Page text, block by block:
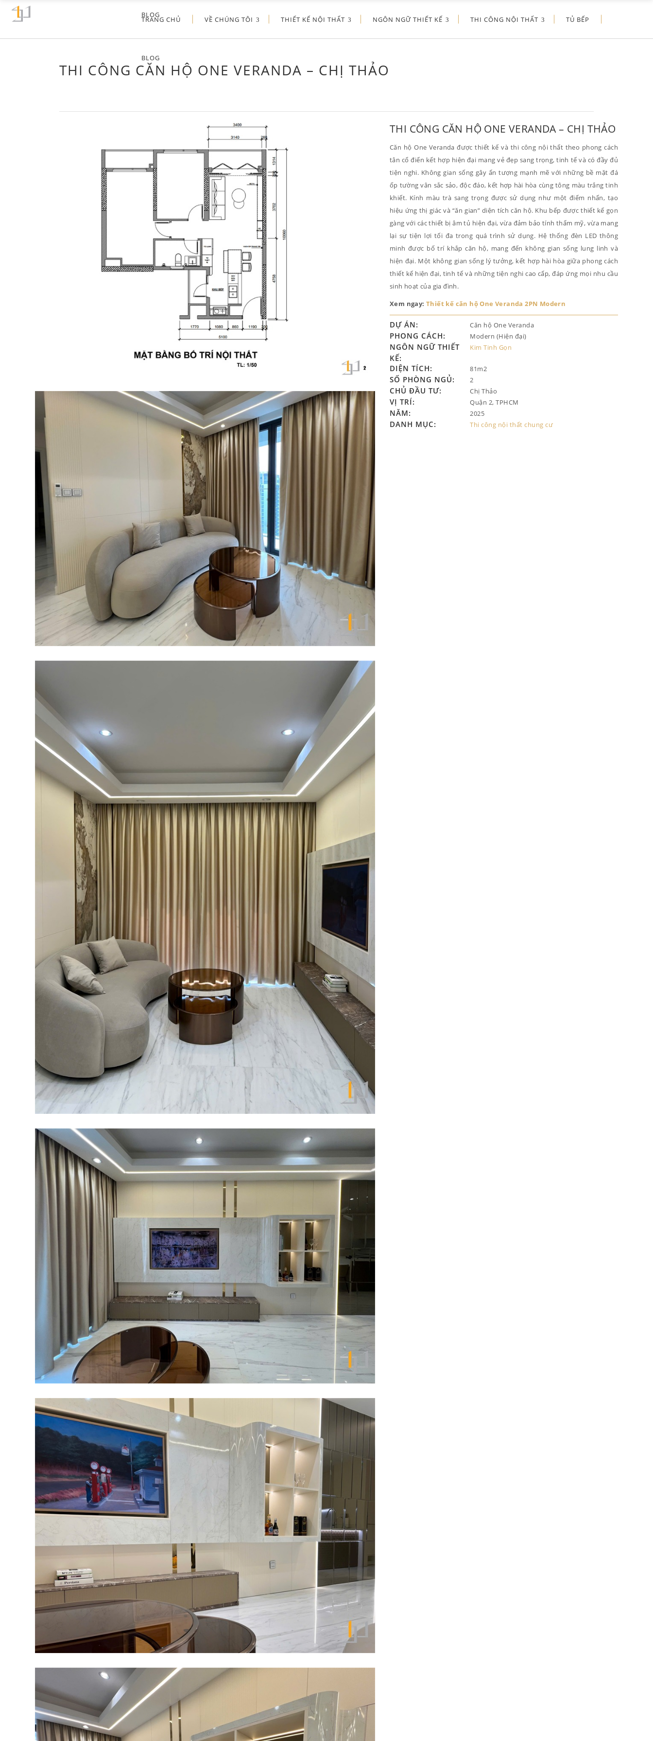
TRANG CHỦ VỀ CHÚNG TÔI THIẾT KẾ NỘI THẤT NGÔN NGỮ THIẾT KẾ THI CÔNG NỘI THẤT TỦ BẾP
BLOG
BLOG
THI CÔNG CĂN HỘ ONE VERANDA – CHỊ THẢO
THI CÔNG CĂN HỘ ONE VERANDA – CHỊ THẢO
Căn hộ One Veranda được thiết kế và thi công nội thất theo phong cách
tân cổ điển kết hợp hiện đại mang vẻ đẹp sang trọng, tinh tế và có đầy đủ
tiện nghi. Không gian sống gây ấn tượng mạnh mẽ với những bề mặt đá
ốp tường vân sắc sảo, độc đáo, kết hợp hài hòa cùng tông màu trắng tinh
khiết. Kính màu trà sang trọng được sử dụng như một điểm nhấn, tạo
hiệu ứng thị giác và “ăn gian” diện tích căn hộ. Khu bếp được thiết kế gọn
gàng với các thiết bị âm tủ hiện đại, vừa đảm bảo tính thẩm mỹ, vừa mang
lại sự tiện lợi tối đa trong quá trình sử dụng. Hệ thống đèn LED thông
minh được bố trí khắp căn hộ, mang đến không gian sống lung linh và
hiện đại. Một không gian sống lý tưởng, kết hợp hài hòa giữa phong cách
thiết kế hiện đại, tinh tế và những tiện nghi cao cấp, đáp ứng mọi nhu cầu
sinh hoạt của gia đình.
Xem ngay:Thiết kế căn hộ One Veranda 2PN Modern
DỰ ÁN: Căn hộ One Veranda
PHONG CÁCH: Modern (Hiện đại)
NGÔN NGỮ THIẾT
KẾ:
Kim Tinh Gọn
DIỆN TÍCH: 81m2
SỐ PHÒNG NGỦ: 2
CHỦ ĐẦU TƯ: Chị Thảo
VỊ TRÍ: Quận 2, TPHCM
NĂM: 2025
DANH MỤC: Thi công nội thất chung cư